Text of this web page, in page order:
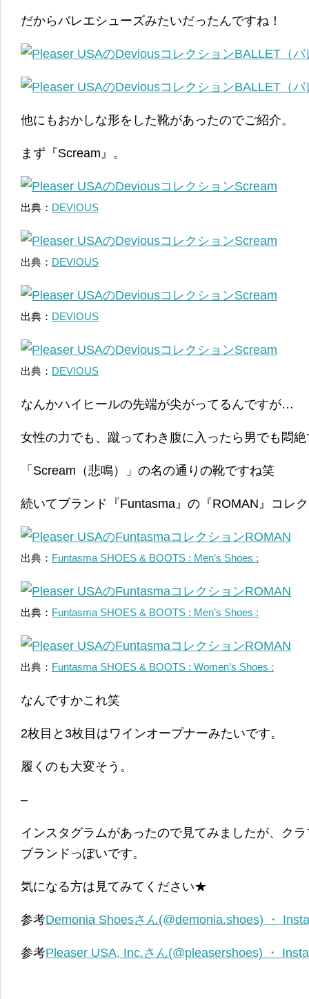
だからバレエシューズみたいだったんですね！
他にもおかしな形をした靴があったのでご紹介。
まず『Scream』。
出典： DEVIOUS
出典： DEVIOUS
出典： DEVIOUS
出典： DEVIOUS
なんかハイヒールの先端が尖がってるんですが…
女性の力でも、蹴ってわき腹に入ったら男でも悶
「Scream（悲鳴）」の名の通りの靴ですね笑
続いてブランド『Funtasma』の『ROMAN』コレ
出典： Funtasma SHOES & BOOTS : Men’s Shoes :
出典： Funtasma SHOES & BOOTS : Men’s Shoes :
出典： Funtasma SHOES & BOOTS : Women’s Shoes :
なんですかこれ笑
2枚目と3枚目はワインオープナーみたいです。
履くのも大変そう。
–
インスタグラムがあったので見てみましたが、ク
ブランドっぽいです。
気になる方は見てみてください★
参考Demonia Shoesさん(@demonia.shoes) ・
参考Pleaser USA, Inc.さん(@pleasershoes) ・